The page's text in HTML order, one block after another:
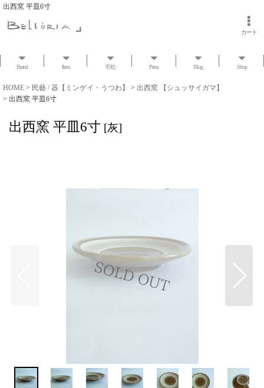
出西窯 平皿6寸
カート
Brand Item 市松 Press Blog Shop
HOME > 民藝 / 器【ミンゲイ・うつわ】 > 出西窯 【シュッサイガマ】
> 出西窯 平皿6寸
出西窯 平皿6寸 [灰]